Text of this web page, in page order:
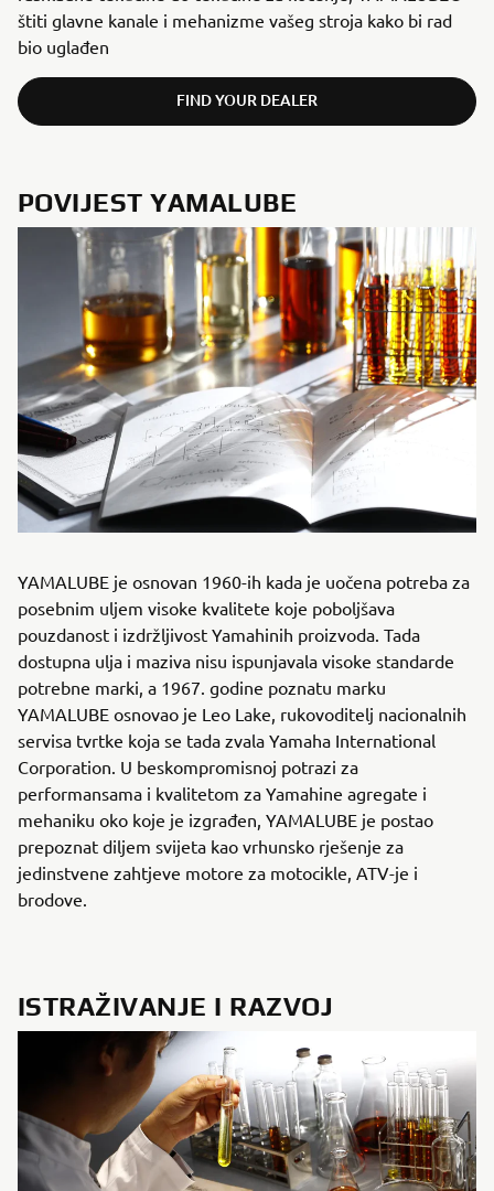
štiti glavne kanale i mehanizme vašeg stroja kako bi rad
bio uglađen
FIND YOUR DEALER
POVIJEST YAMALUBE
YAMALUBE je osnovan 1960-ih kada je uočena potreba za
posebnim uljem visoke kvalitete koje poboljšava
pouzdanost i izdržljivost Yamahinih proizvoda. Tada
dostupna ulja i maziva nisu ispunjavala visoke standarde
potrebne marki, a 1967. godine poznatu marku
YAMALUBE osnovao je Leo Lake, rukovoditelj nacionalnih
servisa tvrtke koja se tada zvala Yamaha International
Corporation. U beskompromisnoj potrazi za
performansama i kvalitetom za Yamahine agregate i
mehaniku oko koje je izgrađen, YAMALUBE je postao
prepoznat diljem svijeta kao vrhunsko rješenje za
jedinstvene zahtjeve motore za motocikle, ATV-je i
brodove.
ISTRAŽIVANJE I RAZVOJ